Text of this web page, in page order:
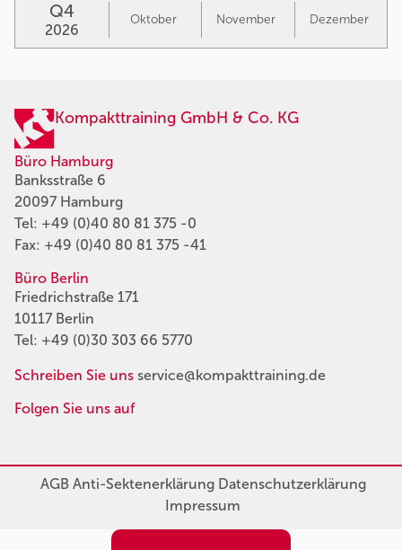
Q4
2026
Oktober November Dezember
Kompakttraining GmbH & Co. KG
Büro Hamburg
Banksstraße 6
20097 Hamburg
Tel: +49 (0)40 80 81 375 -0
Fax: +49 (0)40 80 81 375 -41
Büro Berlin
Friedrichstraße 171
10117 Berlin
Tel: +49 (0)30 303 66 5770
Schreiben Sie uns service@kompakttraining.de
Folgen Sie uns auf
AGBAnti-SektenerklärungDatenschutzerklärung
Impressum